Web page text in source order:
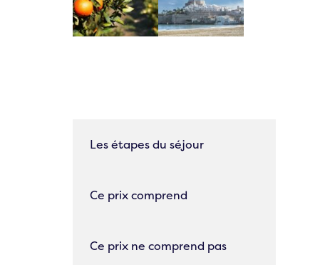
Les étapes du séjour
Ce prix comprend
Ce prix ne comprend pas